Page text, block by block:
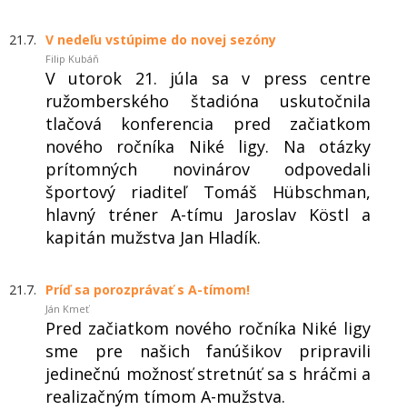
21.7. V nedeľu vstúpime do novej sezóny
Filip Kubáň
V utorok 21. júla sa v press centre
ružomberského štadióna uskutočnila
tlačová konferencia pred začiatkom
nového ročníka Niké ligy. Na otázky
prítomných novinárov odpovedali
športový riaditeľ Tomáš Hübschman,
hlavný tréner A-tímu Jaroslav Köstl a
kapitán mužstva Jan Hladík.
21.7. Príď sa porozprávať s A-tímom!
Ján Kmeť
Pred začiatkom nového ročníka Niké ligy
sme pre našich fanúšikov pripravili
jedinečnú možnosť stretnúť sa s hráčmi a
realizačným tímom A-mužstva.